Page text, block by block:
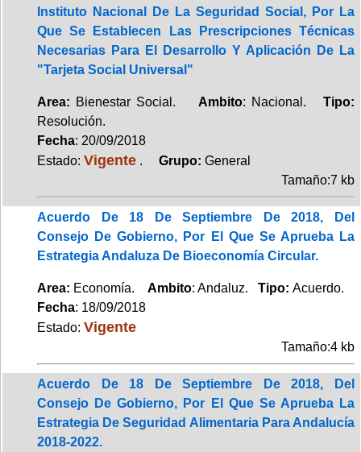
Instituto Nacional De La Seguridad Social, Por La
Que Se Establecen Las Prescripciones Técnicas
Necesarias Para El Desarrollo Y Aplicación De La
"Tarjeta Social Universal"
Area: Bienestar Social. Ambito: Nacional. Tipo:
Resolución.
Fecha: 20/09/2018
Estado: Vigente . Grupo: General
Tamaño:7 kb
Acuerdo De 18 De Septiembre De 2018, Del
Consejo De Gobierno, Por El Que Se Aprueba La
Estrategia Andaluza De Bioeconomía Circular.
Area: Economía. Ambito: Andaluz. Tipo: Acuerdo.
Fecha: 18/09/2018
Estado: Vigente
Tamaño:4 kb
Acuerdo De 18 De Septiembre De 2018, Del
Consejo De Gobierno, Por El Que Se Aprueba La
Estrategia De Seguridad Alimentaria Para Andalucía
2018-2022.